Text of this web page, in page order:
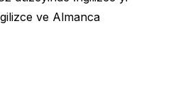
ve Almanca